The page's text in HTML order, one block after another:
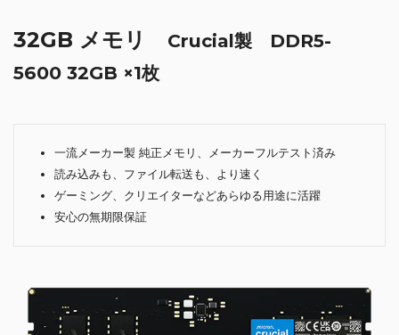
32GB メモリ
Crucial製 DDR5-
5600 32GB ×1枚
一流メーカー製 純正メモリ、メーカーフルテスト済み
読み込みも、ファイル転送も、より速く
ゲーミング、クリエイターなどあらゆる用途に活躍
安心の無期限保証